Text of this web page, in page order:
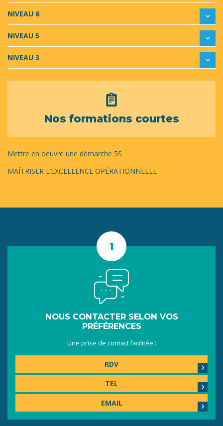
NIVEAU 6
NIVEAU 5
NIVEAU 3
Nos formations courtes
Mettre en oeuvre une démarche 5S
MAÎTRISER L’EXCELLENCE OPÉRATIONNELLE
NOUS CONTACTER SELON VOS
PRÉFÉRENCES
Une prise de contact facilitée :
RDV
TEL
EMAIL